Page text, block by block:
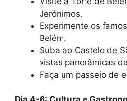
Jerónimos.
Experimente os
Belém.
Suba ao Castelo de
vistas panorâmicas
Faça um passeio de